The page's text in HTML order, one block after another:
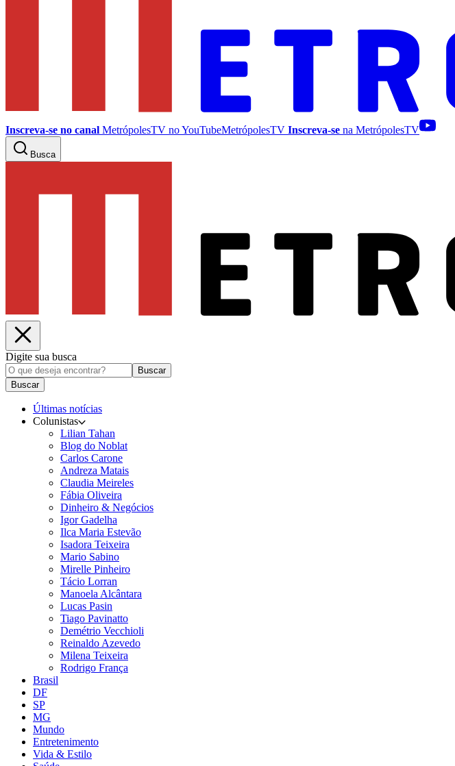
Inscreva-se no canal MetrópolesTV noYouTubeMetrópolesTV Inscreva-se na MetrópolesTV
Busca
Digite sua busca
Buscar
Buscar
Últimas notícias
Colunistas
Lilian Tahan
Blog do Noblat
Carlos Carone
Andreza Matais
Claudia Meireles
Fábia Oliveira
Dinheiro & Negócios
Igor Gadelha
Ilca Maria Estevão
Isadora Teixeira
Mario Sabino
Mirelle Pinheiro
Tácio Lorran
Manoela Alcântara
Lucas Pasin
Tiago Pavinatto
Demétrio Vecchioli
Reinaldo Azevedo
Milena Teixeira
Rodrigo França
Brasil
DF
SP
MG
Mundo
Entretenimento
Vida & Estilo